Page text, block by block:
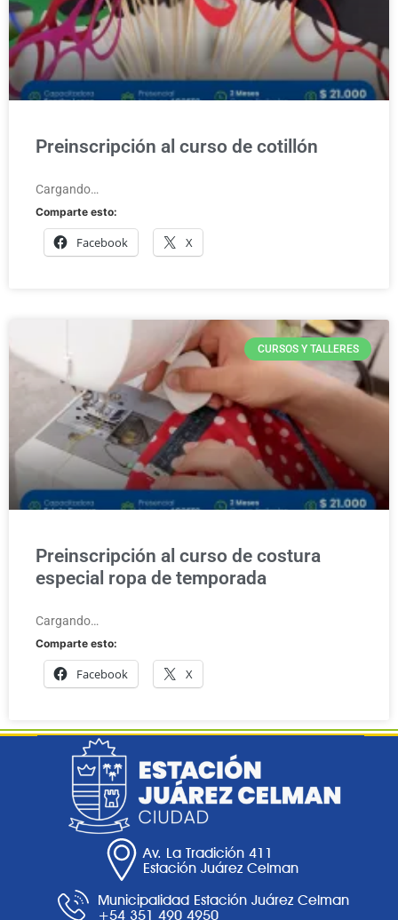
Preinscripción al curso de cotillón
Cargando…
Comparte esto:
Facebook X
CURSOS Y TALLERES
Preinscripción al curso de costura
especial ropa de temporada
Cargando…
Comparte esto:
Facebook X
Av. La Tradición 411
Estación Juárez Celman
Municipalidad Estación Juárez Celman
+54 351 490 4950